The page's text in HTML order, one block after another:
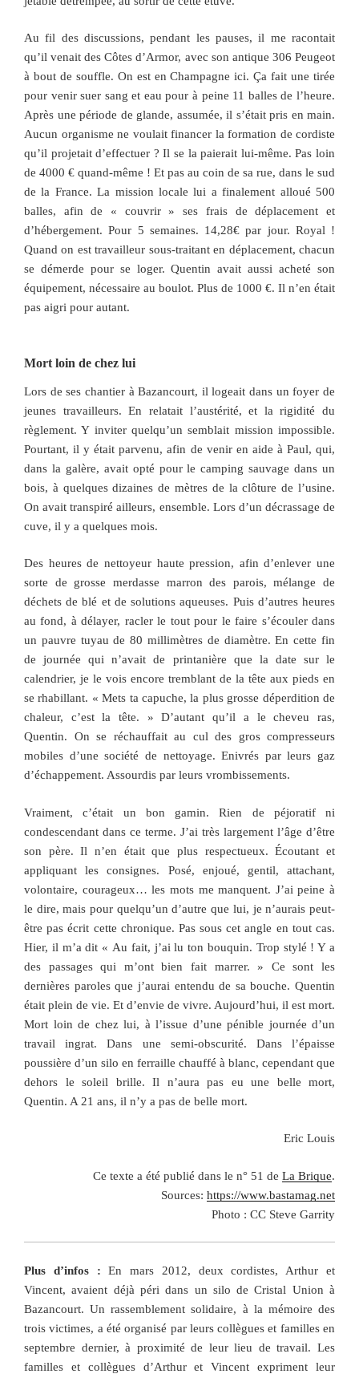
Au fil des discussions, pendant les pauses, il me racontait
qu’il venait des Côtes d’Armor, avec son antique 306 Peugeot
à bout de souffle. On est en Champagne ici. Ça fait une tirée
pour venir suer sang et eau pour à peine 11 balles de l’heure.
Après une période de glande, assumée, il s’était pris en main.
Aucun organisme ne voulait financer la formation de cordiste
qu’il projetait d’effectuer ? Il se la paierait lui-même. Pas loin
de 4000 € quand-même ! Et pas au coin de sa rue, dans le sud
de la France. La mission locale lui a finalement alloué 500
balles, afin de « couvrir » ses frais de déplacement et
d’hébergement. Pour 5 semaines. 14,28€ par jour. Royal !
Quand on est travailleur sous-traitant en déplacement, chacun
se démerde pour se loger. Quentin avait aussi acheté son
équipement, nécessaire au boulot. Plus de 1000 €. Il n’en était
pas aigri pour autant.
Mort loin de chez lui
Lors de ses chantier à Bazancourt, il logeait dans un foyer de
jeunes travailleurs. En relatait l’austérité, et la rigidité du
règlement. Y inviter quelqu’un semblait mission impossible.
Pourtant, il y était parvenu, afin de venir en aide à Paul, qui,
dans la galère, avait opté pour le camping sauvage dans un
bois, à quelques dizaines de mètres de la clôture de l’usine.
On avait transpiré ailleurs, ensemble. Lors d’un décrassage de
cuve, il y a quelques mois.
Des heures de nettoyeur haute pression, afin d’enlever une
sorte de grosse merdasse marron des parois, mélange de
déchets de blé et de solutions aqueuses. Puis d’autres heures
au fond, à délayer, racler le tout pour le faire s’écouler dans
un pauvre tuyau de 80 millimètres de diamètre. En cette fin
de journée qui n’avait de printanière que la date sur le
calendrier, je le vois encore tremblant de la tête aux pieds en
se rhabillant. « Mets ta capuche, la plus grosse déperdition de
chaleur, c’est la tête. » D’autant qu’il a le cheveu ras,
Quentin. On se réchauffait au cul des gros compresseurs
mobiles d’une société de nettoyage. Enivrés par leurs gaz
d’échappement. Assourdis par leurs vrombissements.
Vraiment, c’était un bon gamin. Rien de péjoratif ni
condescendant dans ce terme. J’ai très largement l’âge d’être
son père. Il n’en était que plus respectueux. Écoutant et
appliquant les consignes. Posé, enjoué, gentil, attachant,
volontaire, courageux… les mots me manquent. J’ai peine à
le dire, mais pour quelqu’un d’autre que lui, je n’aurais peut-
être pas écrit cette chronique. Pas sous cet angle en tout cas.
Hier, il m’a dit « Au fait, j’ai lu ton bouquin. Trop stylé ! Y a
des passages qui m’ont bien fait marrer. » Ce sont les
dernières paroles que j’aurai entendu de sa bouche. Quentin
était plein de vie. Et d’envie de vivre. Aujourd’hui, il est mort.
Mort loin de chez lui, à l’issue d’une pénible journée d’un
travail ingrat. Dans une semi-obscurité. Dans l’épaisse
poussière d’un silo en ferraille chauffé à blanc, cependant que
dehors le soleil brille. Il n’aura pas eu une belle mort,
Quentin. A 21 ans, il n’y a pas de belle mort.
Eric Louis
Ce texte a été publié dans le n° 51 de La Brique.
Sources: https://www.bastamag.net
Photo : CC Steve Garrity
Plus d’infos : En mars 2012, deux cordistes, Arthur et
Vincent, avaient déjà péri dans un silo de Cristal Union à
Bazancourt. Un rassemblement solidaire, à la mémoire des
trois victimes, a été organisé par leurs collègues et familles en
septembre dernier, à proximité de leur lieu de travail. Les
familles et collègues d’Arthur et Vincent expriment leur